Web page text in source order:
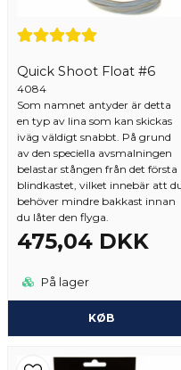
Quick Shoot Float #6
4084
Som namnet antyder är detta
en typ av lina som kan skickas
iväg väldigt snabbt. På grund
av den speciella avsmalningen
belastar stången från det första
blindkastet, vilket innebär att
behöver mindre bakkast innan
du låter den flyga.
475,04 DKK
På lager
KØB